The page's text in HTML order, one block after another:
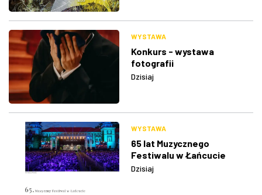
WYSTAWA
Konkurs - wystawa
fotografii
Dzisiaj
WYSTAWA
65 lat Muzycznego
Festiwalu w Łańcucie
Dzisiaj